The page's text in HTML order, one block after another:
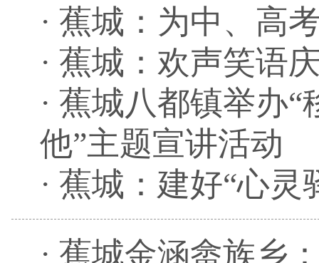
· 蕉城：为中、高
· 蕉城：欢声笑语
· 蕉城八都镇举办“
他”主题宣讲活动
· 蕉城：建好“心灵
· 蕉城金涵畲族乡